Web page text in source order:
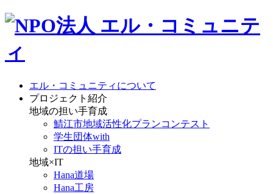
エル・コミュニティについて
プロジェクト紹介
地域の担い手育成
鯖江市地域活性化プランコンテスト
学生団体with
ITの担い手育成
地域×IT
Hana道場
Hana工房